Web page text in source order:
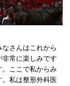
さんはこれから
常に楽しみです
。ここで私からみ
。私は整形外科医